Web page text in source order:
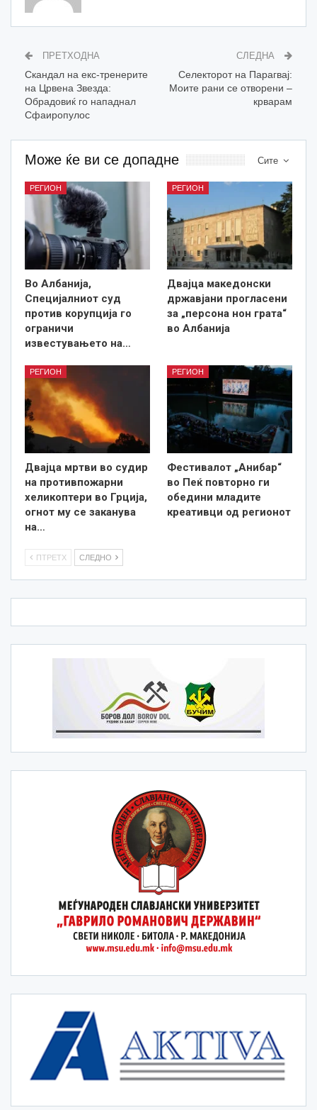
ПРЕТХОДНА
Скандал на екс-тренерите
на Црвена Звезда:
Обрадовиќ го нападнал
Сфаиропулос
СЛЕДНА
Селекторот на Парагвај:
Моите рани се отворени –
крварам
Сите
Може ќе ви се допадне
РЕГИОН
Во Албанија,
Специјалниот суд
против корупција го
ограничи
известувањето на…
РЕГИОН
Двајца македонски
државјани прогласени
за „персона нон грата“
во Албанија
РЕГИОН
Двајца мртви во судир
на противпожарни
хеликоптери во Грција,
огнот му се заканува
на…
РЕГИОН
Фестивалот „Анибар“
во Пеќ повторно ги
обедини младите
креативци од регионот
ПТРЕТХ СЛЕДНО